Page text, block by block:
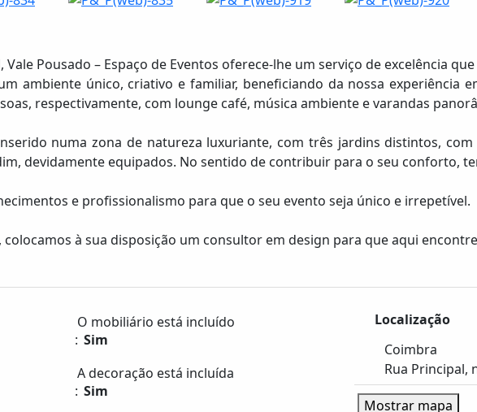
Pousado – Espaço de Eventos oferece-lhe um serviço de excelência
ambiente único, criativo e familiar, beneficiando da nossa experiência
respectivamente, com lounge café, música ambiente e varandas
numa zona de natureza luxuriante, com três jardins distintos,
devidamente equipados. No sentido de contribuir para o seu conforto,
e profissionalismo para que o seu evento seja único e irrepetível.
à sua disposição um consultor em design para que aqui
O mobiliário está incluído
Sim
A decoração está incluída
Sim
Localização
Coimbra
Rua Principal,
Mostrar mapa